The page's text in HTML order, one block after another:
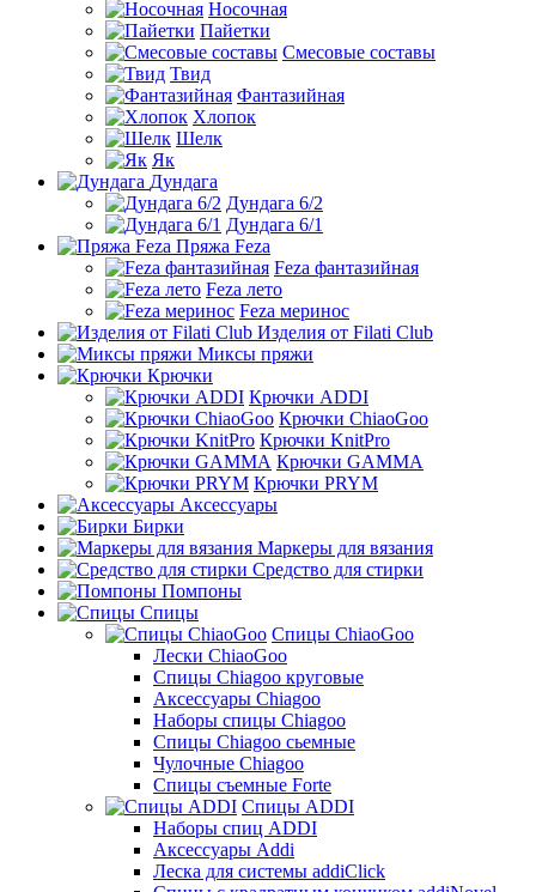
Носочная
Пайетки
Смесовые составы
Твид
Фантазийная
Хлопок
Шелк
Як
Дундага
Дундага 6/2
Дундага 6/1
Пряжа Feza
Feza фантазийная
Feza лето
Feza меринос
Изделия от Filati Club
Миксы пряжи
Крючки
Крючки ADDI
Крючки ChiaoGoo
Крючки KnitPro
Крючки GAMMA
Крючки PRYM
Аксессуары
Бирки
Маркеры для вязания
Средство для стирки
Помпоны
Спицы
Спицы ChiaoGoo
Лески ChiaoGoo
Cпицы Сhiagoo круговые
Аксессуары Chiagoo
Наборы спицы Chiagoo
Спицы Chiagoo сьемные
Чулочные Chiagoo
Спицы съемные Forte
Спицы ADDI
Наборы спиц ADDI
Аксессуары Addi
Леска для системы addiClick